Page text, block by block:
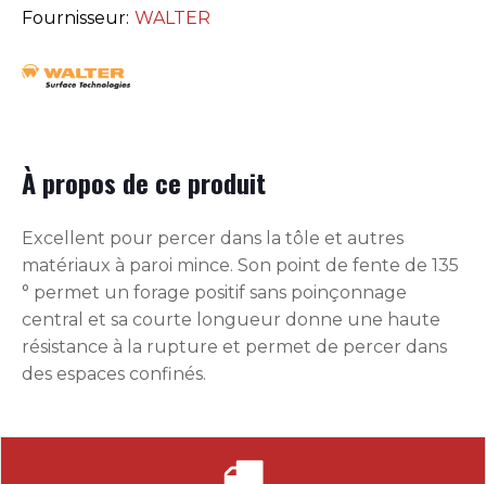
Fournisseur: WALTER
À propos de ce produit
Excellent pour percer dans la tôle et autres
matériaux à paroi mince. Son point de fente de 135
° permet un forage positif sans poinçonnage
central et sa courte longueur donne une haute
résistance à la rupture et permet de percer dans
des espaces confinés.